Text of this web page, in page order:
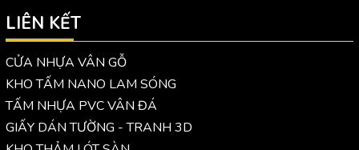
LIÊN KẾT
CỬA NHỰA VÂN GỖ
KHO TẤM NANO LAM SÓNG
TẤM NHỰA PVC VÂN ĐÁ
GIẤY DÁN TƯỜNG - TRANH 3D